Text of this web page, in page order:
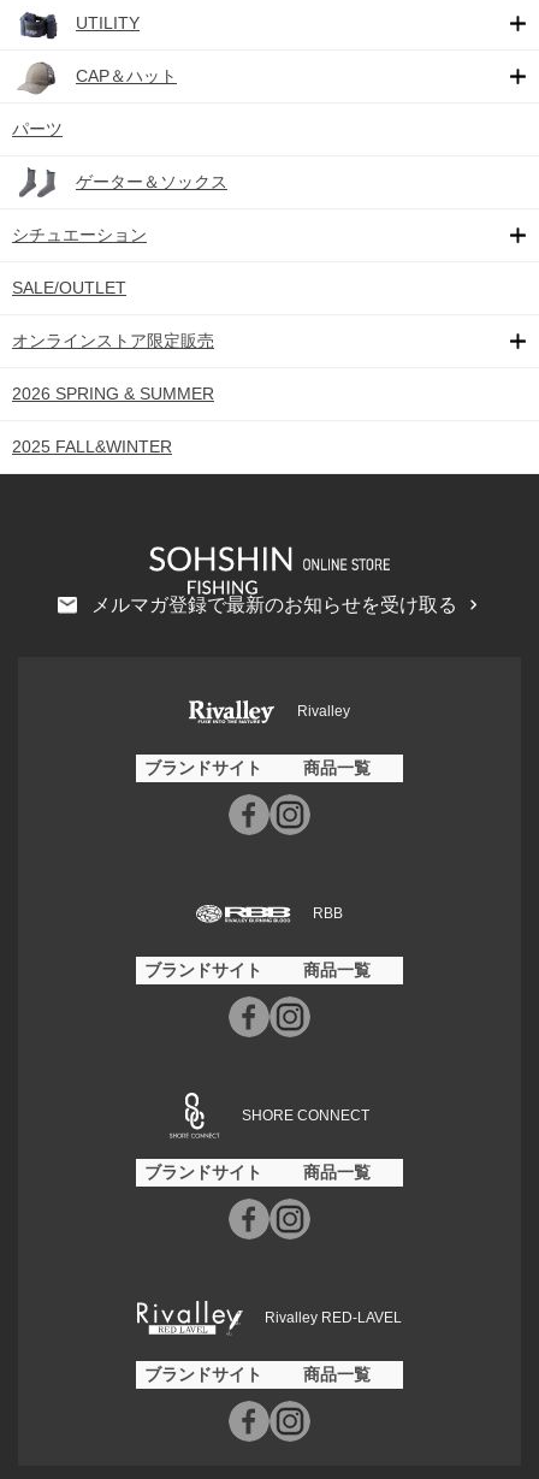
UTILITY
CAP＆ハット
パーツ
ゲーター＆ソックス
シチュエーション
SALE/OUTLET
オンラインストア限定販売
2026 SPRING & SUMMER
2025 FALL&WINTER
メルマガ登録で最新のお知らせを受け取る
Rivalley
ブランドサイト 商品一覧
RBB
ブランドサイト 商品一覧
SHORE CONNECT
ブランドサイト 商品一覧
Rivalley RED-LAVEL
ブランドサイト 商品一覧